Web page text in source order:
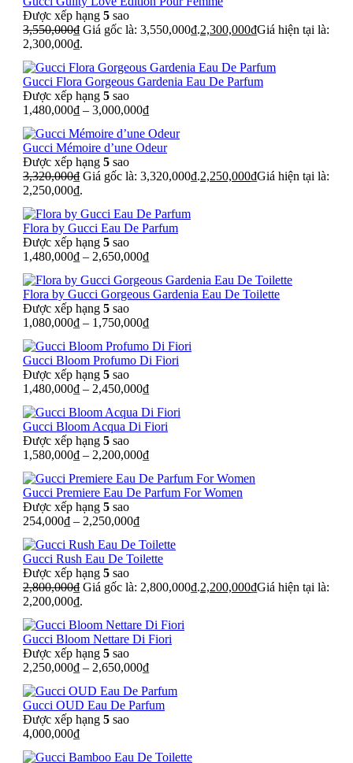
Được xếp hạng 5 sao
3,550,000₫ Giá gốc là: 3,550,000₫.2,300,000₫Giá hiện tại là:
2,300,000₫.
Gucci Flora Gorgeous Gardenia Eau De Parfum
Được xếp hạng 5 sao
1,480,000₫ – 3,000,000₫
Gucci Mémoire d’une Odeur
Được xếp hạng 5 sao
3,320,000₫ Giá gốc là: 3,320,000₫.2,250,000₫Giá hiện tại là:
2,250,000₫.
Flora by Gucci Eau De Parfum
Được xếp hạng 5 sao
1,480,000₫ – 2,650,000₫
Flora by Gucci Gorgeous Gardenia Eau De Toilette
Được xếp hạng 5 sao
1,080,000₫ – 1,750,000₫
Gucci Bloom Profumo Di Fiori
Được xếp hạng 5 sao
1,480,000₫ – 2,450,000₫
Gucci Bloom Acqua Di Fiori
Được xếp hạng 5 sao
1,580,000₫ – 2,200,000₫
Gucci Premiere Eau De Parfum For Women
Được xếp hạng 5 sao
254,000₫ – 2,250,000₫
Gucci Rush Eau De Toilette
Được xếp hạng 5 sao
2,800,000₫ Giá gốc là: 2,800,000₫.2,200,000₫Giá hiện tại là:
2,200,000₫.
Gucci Bloom Nettare Di Fiori
Được xếp hạng 5 sao
2,250,000₫ – 2,650,000₫
Gucci OUD Eau De Parfum
Được xếp hạng 5 sao
4,000,000₫